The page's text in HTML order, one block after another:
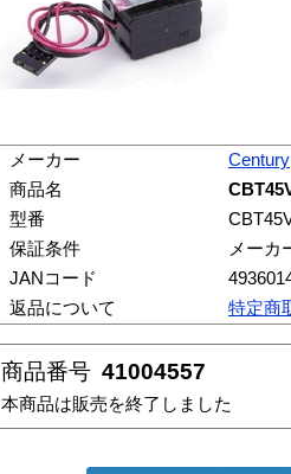
メーカー
Century
商品名
型番
保証条件
メーカ
JANコード
返品について
特定商
商品番号 41004557
本商品は販売を終了しました